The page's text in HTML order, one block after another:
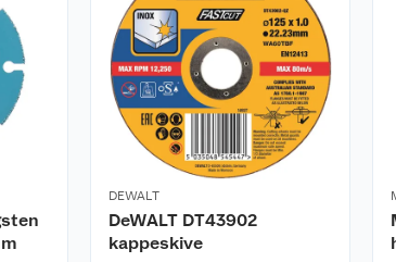
DEWALT
DeWALT DT43902
kappeskive